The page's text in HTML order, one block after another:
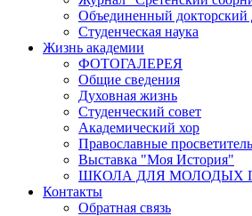
Объединенный докторский
Студенческая наука
Жизнь академии
ФОТОГАЛЕРЕЯ
Общие сведения
Духовная жизнь
Студенческий совет
Академический хор
Православные
Выставка "Моя История"
ШКОЛА ДЛЯ МОЛОДЫХ
Контакты
Обратная связь